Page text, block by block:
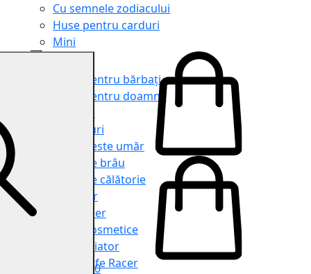
Cu semnele zodiacului
Huse pentru carduri
Mini
Genți pentru bărbați
Genți pentru doamne
Serviete
Rucsacuri
Genți peste umăr
Genți de brâu
Genți de călătorie
Shopper
Organiser
Truse cosmetice
Seria Aviator
Seria Cafe Racer
0